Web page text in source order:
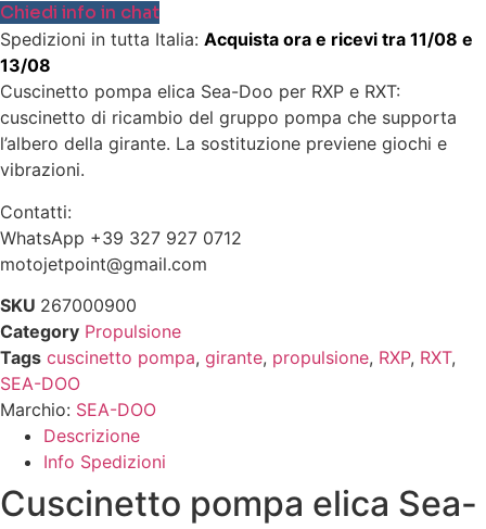
Chiedi info in chat
Spedizioni in tutta Italia: Acquista ora e ricevi tra 11/08 e
13/08
Cuscinetto pompa elica Sea-Doo per RXP e RXT:
cuscinetto di ricambio del gruppo pompa che supporta
l’albero della girante. La sostituzione previene giochi e
vibrazioni.
Contatti:
WhatsApp +39 327 927 0712
motojetpoint@gmail.com
SKU 267000900
Category Propulsione
Tags cuscinetto pompa, girante, propulsione, RXP, RXT,
SEA-DOO
Marchio: SEA-DOO
Descrizione
Info Spedizioni
Cuscinetto pompa elica Sea-